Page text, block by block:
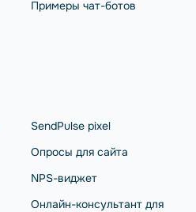
Примеры чат-ботов
SendPulse pixel
Опросы для сайта
NPS-виджет
Онлайн-консультант для